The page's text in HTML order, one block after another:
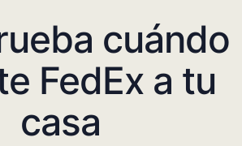
cuándo
FedEx a tu
casa